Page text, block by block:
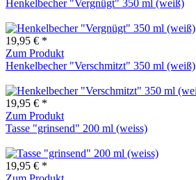
Henkelbecher "Vergnügt" 350 ml (weiß)
19,95 € *
Zum Produkt
Henkelbecher "Verschmitzt" 350 ml (weiß)
19,95 € *
Zum Produkt
Tasse "grinsend" 200 ml (weiss)
19,95 € *